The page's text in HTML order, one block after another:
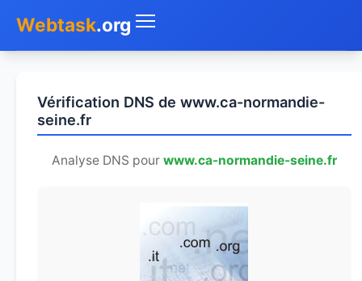
Webtask.org
Whois
Vérification DNS de www.ca-normandie-
seine.fr
Analyse DNS pour www.ca-normandie-seine.fr